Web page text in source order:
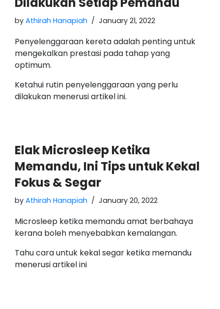
by Athirah Hanapiah January 21, 2022
Penyelenggaraan kereta adalah penting untuk
mengekalkan prestasi pada tahap yang
optimum.
Ketahui rutin penyelenggaraan yang perlu
dilakukan menerusi artikel ini.
Elak Microsleep Ketika
Memandu, Ini Tips untuk Kekal
Fokus & Segar
by Athirah Hanapiah January 20, 2022
Microsleep ketika memandu amat berbahaya
kerana boleh menyebabkan kemalangan.
Tahu cara untuk kekal segar ketika memandu
menerusi artikel ini